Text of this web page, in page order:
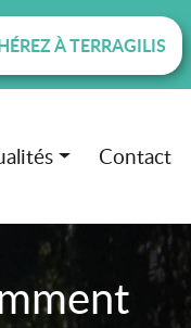
À TERRAGILIS
Contact